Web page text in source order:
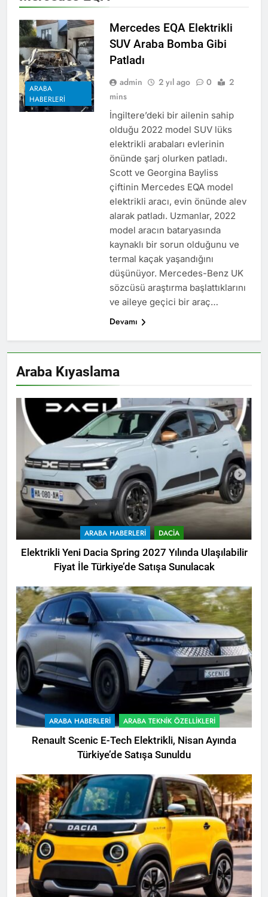
Araba Kıyaslama
ARABA HABERLERI DACIA
Elektrikli Yeni Dacia Spring 2027 Yılında Ulaşılabilir
Fiyat İle Türkiye’de Satışa Sunulacak
ARABA HABERLERI ARABA TEKNIK ÖZELLIKLERI
Renault Scenic E-Tech Elektrikli, Nisan Ayında
Türkiye’de Satışa Sunuldu
ARABA
HABERLERI
Mercedes EQA Elektrikli
SUV Araba Bomba Gibi
Patladı
admin 2 yıl ago 0
2
mins
İngiltere’deki bir ailenin sahip
olduğu 2022 model SUV lüks
elektrikli arabaları evlerinin
önünde şarj olurken patladı.
Scott ve Georgina Bayliss
çiftinin Mercedes EQA model
elektrikli aracı, evin önünde alev
alarak patladı. Uzmanlar, 2022
model aracın bataryasında
kaynaklı bir sorun olduğunu ve
termal kaçak yaşandığını
düşünüyor. Mercedes-Benz UK
sözcüsü araştırma başlattıklarını
ve aileye geçici bir araç…
Devamı